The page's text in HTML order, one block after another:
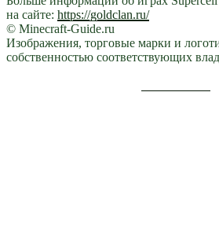
на сайте: https://goldclan.ru/
© Minecraft-Guide.ru
Изображения, торговые марки и
собственностью соответствующих